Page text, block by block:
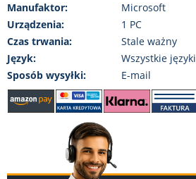
Manufaktor:
Microsoft
Urządzenia:
1 PC
Czas trwania:
Stale ważny
Język:
Wszystkie języki
Sposób wysyłki:
E-mail